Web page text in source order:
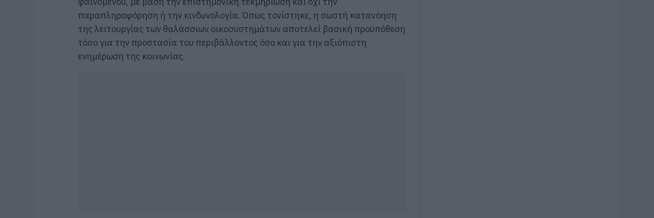
παραπληροφόρηση ή την κινδυνολογία. Όπως τονίστηκε, η σωστή κατανόηση
της λειτουργίας των θαλάσσιων οικοσυστημάτων αποτελεί βασική προϋπόθεση
τόσο για την προστασία του περιβάλλοντος όσο και για την αξιόπιστη
ενημέρωση της κοινωνίας.